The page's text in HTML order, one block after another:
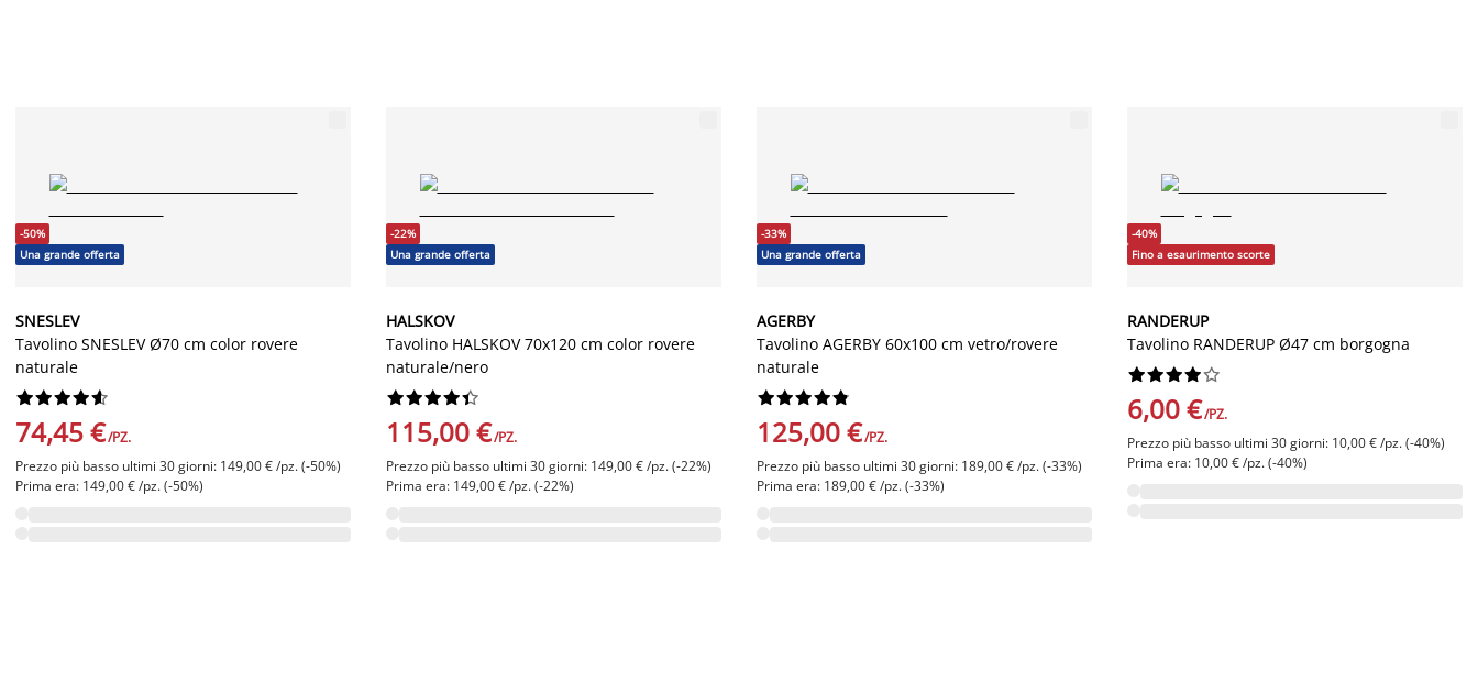
-50%
Una grande offerta
SNESLEV
Tavolino SNESLEV Ø70 cm color rovere
naturale






74,45 €/PZ.
Prezzo più basso ultimi 30 giorni: 149,00 € /pz. (-50%)
Prima era: 149,00 € /pz. (-50%)
-22%
Una grande offerta
HALSKOV
Tavolino HALSKOV 70x120 cm color rovere
naturale/nero






115,00 €/PZ.
Prezzo più basso ultimi 30 giorni: 149,00 € /pz. (-22%)
Prima era: 149,00 € /pz. (-22%)
-33%
Una grande offerta
AGERBY
Tavolino AGERBY 60x100 cm vetro/rovere
naturale






125,00 €/PZ.
Prezzo più basso ultimi 30 giorni: 189,00 € /pz. (-33%)
Prima era: 189,00 € /pz. (-33%)
-40%
Fino a esaurimento scorte
RANDERUP
Tavolino RANDERUP Ø47 cm borgogna






6,00 €/PZ.
Prezzo più basso ultimi 30 giorni: 10,00 € /pz. (-40%)
Prima era: 10,00 € /pz. (-40%)